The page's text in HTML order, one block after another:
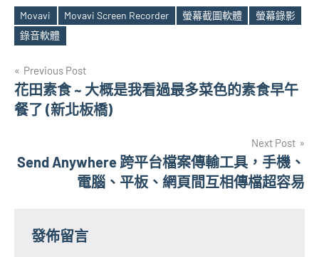
Tags
Movavi Movavi Screen Recorder 螢幕截圖軟體
螢幕錄影
錄音軟體
文
章
覽
Previous Post
花田素食 ~ 大概是我看過最多菜色的素食早午
餐了 (新北板橋)
Next Post
Send Anywhere 跨平台檔案傳輸工具，手機、
電腦、平板、網頁間互相傳檔超容易
發佈留言